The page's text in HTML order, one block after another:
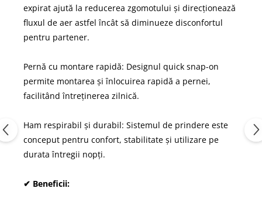
expirat ajută la reducerea zgomotului și direcționează
fluxul de aer astfel încât să diminueze disconfortul
pentru partener.
Pernă cu montare rapidă: Designul quick snap-on
permite montarea și înlocuirea rapidă a pernei,
facilitând întreținerea zilnică.
Ham respirabil și durabil: Sistemul de prindere este
conceput pentru confort, stabilitate și utilizare pe
durata întregii nopți.
✔ Beneficii: